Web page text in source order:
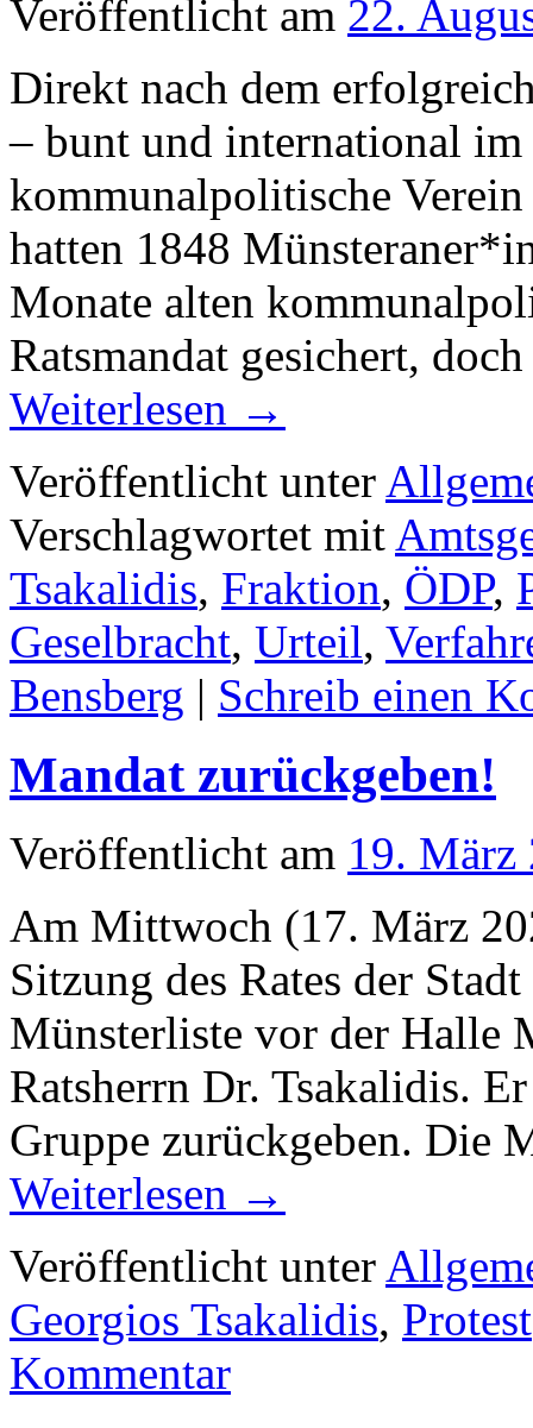
Veröffentlicht am 22.
Direkt nach dem
– bunt und international im
kommunalpolitische
hatten 1848
Monate alten
Ratsmandat gesichert,
Weiterlesen →
Veröffentlicht unter
Verschlagwortet mit
Tsakalidis, Fraktion, ÖDP,
Geselbracht, Urteil,
Bensberg | Schreib einen
Mandat zurückgeben!
Veröffentlicht am 19. März
Am Mittwoch (17. März
Sitzung des Rates der
Münsterliste vor der Halle
Ratsherrn Dr. Tsakalidis.
Gruppe zurückgeben. Die
Weiterlesen →
Veröffentlicht unter
Georgios Tsakalidis, Protest
Kommentar